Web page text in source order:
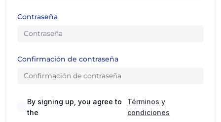
Contraseña
Confirmación de contraseña
By signing up, you agree to
the
Términos y
condiciones